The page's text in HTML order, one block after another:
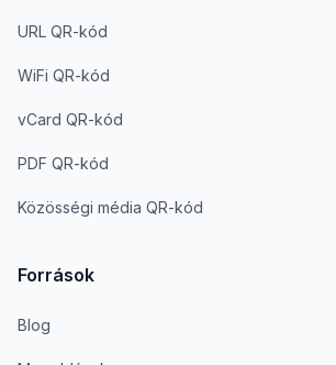
URL QR-kód
WiFi QR-kód
vCard QR-kód
PDF QR-kód
Közösségi média QR-kód
Források
Blog